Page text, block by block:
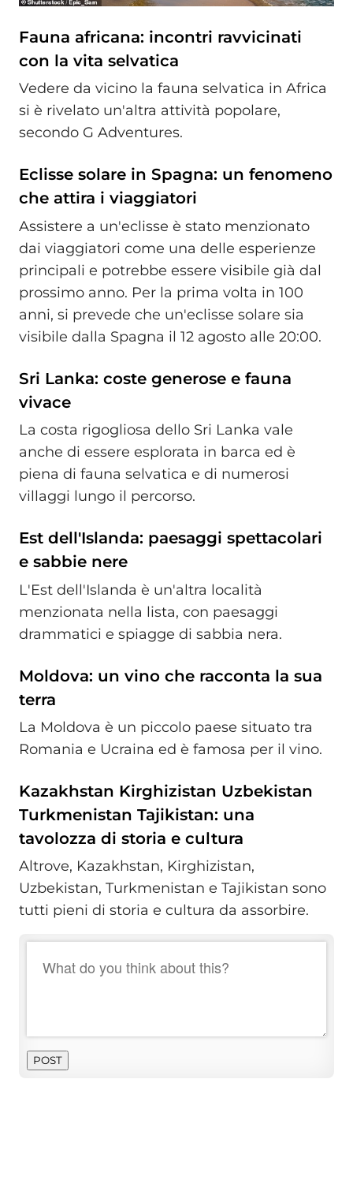
Fauna africana: incontri ravvicinati
con la vita selvatica
Vedere da vicino la fauna selvatica in Africa
si è rivelato un'altra attività popolare,
secondo G Adventures.
Eclisse solare in Spagna: un fenomeno
che attira i viaggiatori
Assistere a un'eclisse è stato menzionato
dai viaggiatori come una delle esperienze
principali e potrebbe essere visibile già dal
prossimo anno. Per la prima volta in 100
anni, si prevede che un'eclisse solare sia
visibile dalla Spagna il 12 agosto alle 20:00.
Sri Lanka: coste generose e fauna
vivace
La costa rigogliosa dello Sri Lanka vale
anche di essere esplorata in barca ed è
piena di fauna selvatica e di numerosi
villaggi lungo il percorso.
Est dell'Islanda: paesaggi spettacolari
e sabbie nere
L'Est dell'Islanda è un'altra località
menzionata nella lista, con paesaggi
drammatici e spiagge di sabbia nera.
Moldova: un vino che racconta la sua
terra
La Moldova è un piccolo paese situato tra
Romania e Ucraina ed è famosa per il vino.
Kazakhstan Kirghizistan Uzbekistan
Turkmenistan Tajikistan: una
tavolozza di storia e cultura
Altrove, Kazakhstan, Kirghizistan,
Uzbekistan, Turkmenistan e Tajikistan sono
tutti pieni di storia e cultura da assorbire.
POST